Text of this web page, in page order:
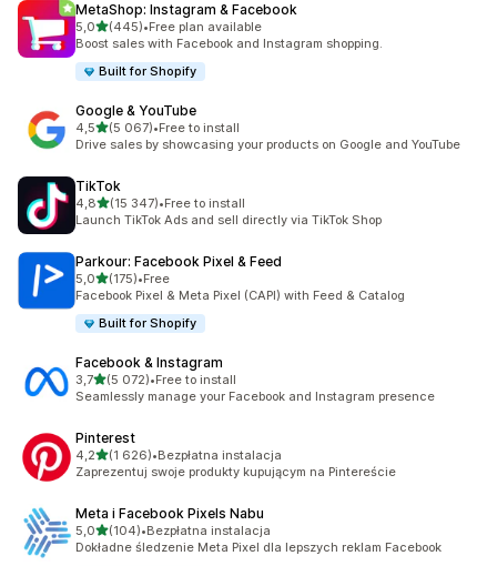
MetaShop: Instagram & Facebook
5,0na 5 gwiazdek
(445)
Łączna liczba recenzji: 445
•Free plan available
Boost sales with Facebook and Instagram shopping.
Built for Shopify
Google & YouTube
4,5na 5 gwiazdek
(5 067)
Łączna liczba recenzji: 5067
•Free to install
Drive sales by showcasing your products on Google and YouTube
TikTok
4,8na 5 gwiazdek
(15 347)
Łączna liczba recenzji: 15347
•Free to install
Launch TikTok Ads and sell directly via TikTok Shop
Parkour: Facebook Pixel & Feed
5,0na 5 gwiazdek
(175)
Łączna liczba recenzji: 175
•Free
Facebook Pixel & Meta Pixel (CAPI) with Feed & Catalog
Built for Shopify
Facebook & Instagram
3,7na 5 gwiazdek
(5 072)
Łączna liczba recenzji: 5072
•Free to install
Seamlessly manage your Facebook and Instagram presence
Pinterest
4,2na 5 gwiazdek
(1 626)
Łączna liczba recenzji: 1626
•Bezpłatna instalacja
Zaprezentuj swoje produkty kupującym na Pintereście
Meta i Facebook Pixels Nabu
5,0na 5 gwiazdek
(104)
Łączna liczba recenzji: 104
•Bezpłatna instalacja
Dokładne śledzenie Meta Pixel dla lepszych reklam Facebook